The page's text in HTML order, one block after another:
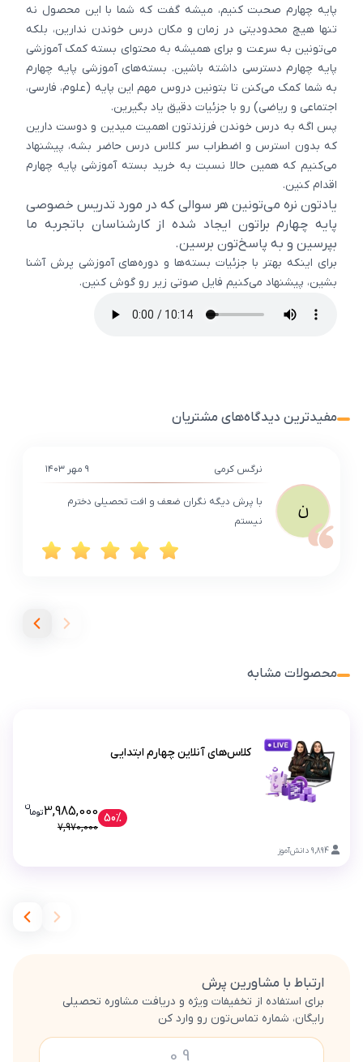
پایه چهارم صحبت کنیم، میشه گفت که شما با این محصول نه
تنها هیچ محدودیتی در زمان و مکان درس خوندن ندارین، بلکه
می‌تونین به سرعت و برای همیشه به محتوای بسته کمک آموزشی
پایه چهارم دسترسی داشته باشین. بسته‌های آموزشی پایه چهارم
به شما کمک می‌کنن تا بتونین دروس مهم این پایه (علوم، فارسی،
اجتماعی و ریاضی) رو با جزئیات دقیق یاد بگیرین.
پس اگه به درس خوندن فرزندتون اهمیت میدین و دوست دارین
که بدون استرس و اضطراب سر کلاس درس حاضر بشه، پیشنهاد
می‌کنیم که همین حالا نسبت به خرید بسته آموزشی پایه چهارم
اقدام کنین.
یادتون نره می‌تونین هر سوالی که در مورد تدریس خصوصی
پایه چهارم براتون ایجاد شده از کارشناسان باتجربه ما
بپرسین و به پاسخ‌تون برسین.
برای اینکه بهتر با جزئیات بسته‌ها و دوره‌های آموزشی پرش آشنا
بشین، پیشنهاد می‌کنیم فایل صوتی زیر رو گوش کنین.
مفیدترین دیدگاه‌های مشتریان
ن
نرگس کرمی ۹ مهر ۱۴۰۳
با پرش دیگه نگران ضعف و افت تحصیلی دخترم
نیستم
محصولات مشابه
9,894 دانش‌آموز
کلاس‌های آنلاین چهارم ابتدایی
50%
3,985,000توما
ن
قیمت فعلی کلاس‌های آنلاین چهارم ابتدایی
7,970,000
ارتباط با مشاورین پرش
برای استفاده از تخفیفات ویژه و دریافت مشاوره تحصیلی
رایگان، شماره تماس‌تون رو وارد کن